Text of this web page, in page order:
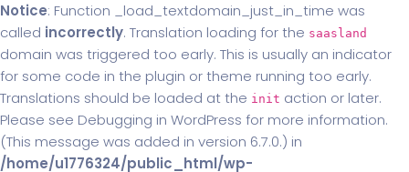
Notice: Function _load_textdomain_just_in_time was
called incorrectly. Translation loading for the saasland
domain was triggered too early. This is usually an indicator
for some code in the plugin or theme running too early.
Translations should be loaded at the init action or later.
Please see Debugging in WordPress for more information.
(This message was added in version 6.7.0.) in
/home/u1776324/public_html/wp-